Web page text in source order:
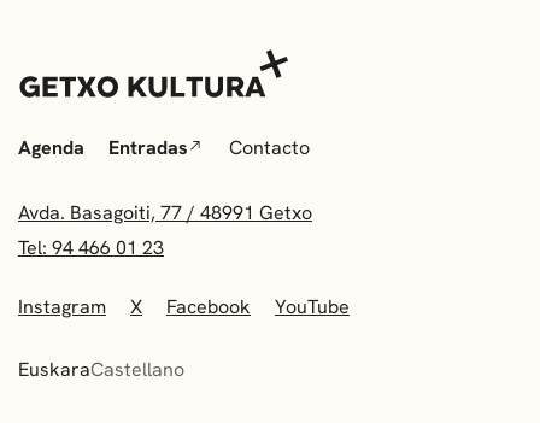
Agenda Entradas Contacto
Avda. Basagoiti, 77 / 48991 Getxo
Tel: 94 466 01 23
Instagram X Facebook YouTube
EuskaraCastellano